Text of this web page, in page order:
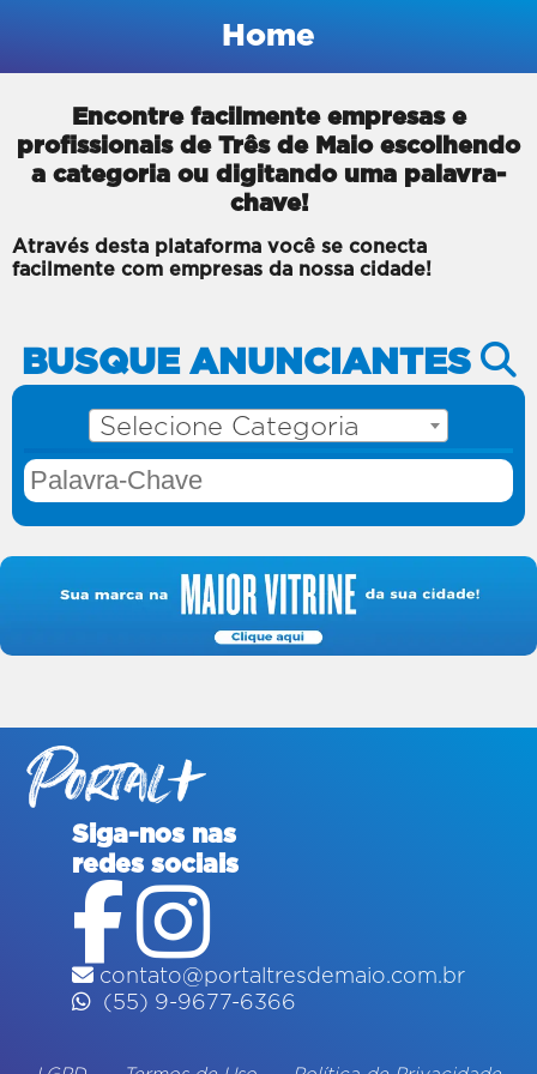
Home
Encontre facilmente empresas e
profissionais de Três de Maio escolhendo
a categoria ou digitando uma palavra-
chave!
Através desta plataforma você se conecta
facilmente com empresas da nossa cidade!
BUSQUE ANUNCIANTES
Selecione Categoria
Siga-nos nas
redes sociais
contato@portaltresdemaio.com.br
(55) 9-9677-6366